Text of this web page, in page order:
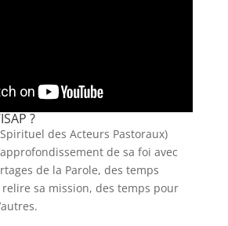
?
Spirituel des Acteurs Pastoraux)
de sa foi avec
de la Parole, des temps
sa mission, des temps pour